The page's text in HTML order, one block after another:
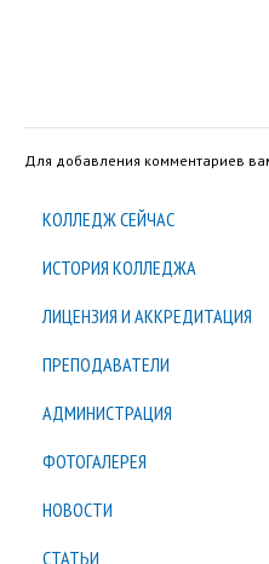
Для добавления комментариев
КОЛЛЕДЖ СЕЙЧАС
ИСТОРИЯ КОЛЛЕДЖА
ЛИЦЕНЗИЯ И АККРЕДИТАЦИЯ
ПРЕПОДАВАТЕЛИ
АДМИНИСТРАЦИЯ
ФОТОГАЛЕРЕЯ
НОВОСТИ
СТАТЬИ